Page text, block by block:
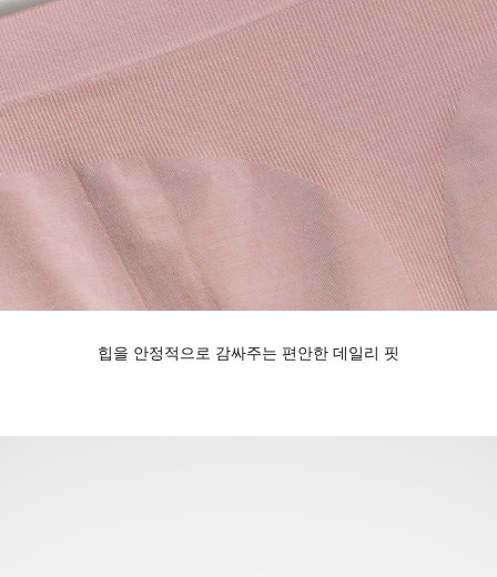
힙을 안정적으로 감싸주는 편안한 데일리 핏